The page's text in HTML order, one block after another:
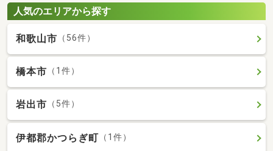
人気のエリアから探す
和歌山市 （56件）
橋本市 （1件）
岩出市 （5件）
伊都郡かつらぎ町 （1件）